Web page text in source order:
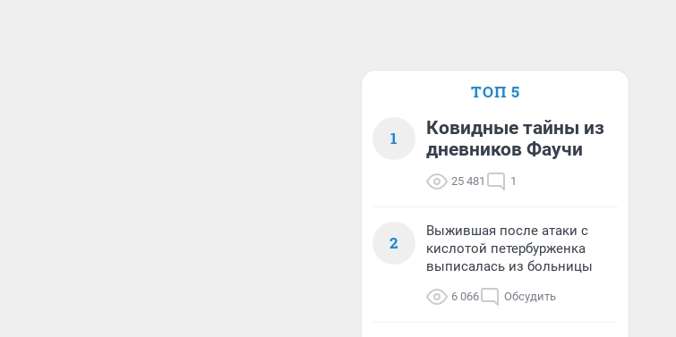
ТОП 5
1
Ковидные тайны из
дневников Фаучи
25 481 1
2
Выжившая после атаки с
кислотой петербурженка
выписалась из больницы
6 066 Обсудить